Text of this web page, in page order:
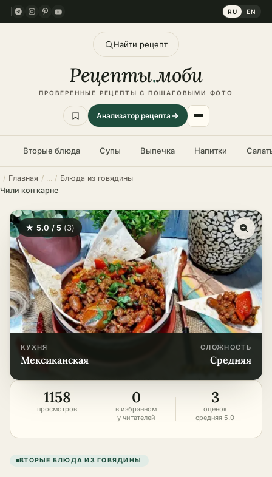
RU EN
Найти рецепт
Рецепты.моби
ПРОВЕРЕННЫЕ РЕЦЕПТЫ С ПОШАГОВЫМИ ФОТО
Анализатор рецепта
Вторые блюда Супы Выпечка Напитки
Главная
Блюда из говядины
Чили кон карне
★ 5.0 / 5 (3)
КУХНЯ
мексиканская
СЛОЖНОСТЬ
средняя
1158
просмотров
0
в избранном
у читателей
3
оценок
средняя 5.0
ВТОРЫЕ БЛЮДА ИЗ ГОВЯДИНЫ